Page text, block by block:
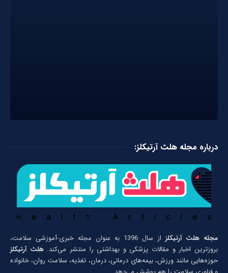
درباره مجله هلث آرتیکلز:
مجله هلث آرتیکلز
از سال 1396 به عنوان مجله خبری-آموزشی سلامت،
بروزترین اخبار و مقالات پزشکی و بهداشتی را منتشر می‌کند.هلث آرتیکلز
حوزه‌هایی مانند ورزش، بیمه‌های درمانی، درمان، تغذیه، سلامت روان، خانواده